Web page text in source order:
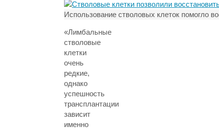
Использование стволовых клеток помогло
«Лимбальные
стволовые
клетки
очень
редкие,
однако
успешность
трансплантации
зависит
именно